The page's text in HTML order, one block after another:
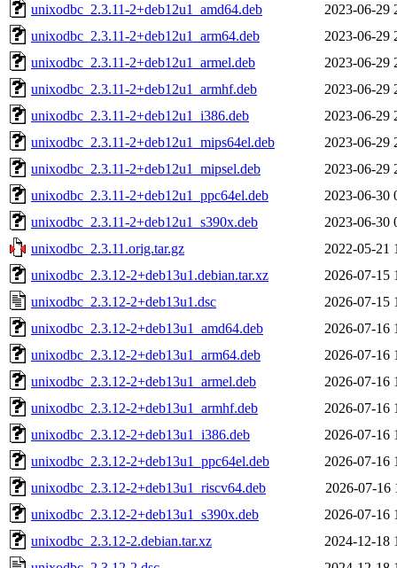
unixodbc_2.3.11-2+deb12u1_amd64.deb
2023-06-29
unixodbc_2.3.11-2+deb12u1_arm64.deb
2023-06-29
unixodbc_2.3.11-2+deb12u1_armel.deb
2023-06-29
unixodbc_2.3.11-2+deb12u1_armhf.deb
2023-06-29
unixodbc_2.3.11-2+deb12u1_i386.deb
2023-06-29
unixodbc_2.3.11-2+deb12u1_mips64el.deb
2023-06-29
unixodbc_2.3.11-2+deb12u1_mipsel.deb
2023-06-29
unixodbc_2.3.11-2+deb12u1_ppc64el.deb
2023-06-30
unixodbc_2.3.11-2+deb12u1_s390x.deb
2023-06-30
unixodbc_2.3.11.orig.tar.gz
2022-05-21
unixodbc_2.3.12-2+deb13u1.debian.tar.xz
2026-07-15
unixodbc_2.3.12-2+deb13u1.dsc
2026-07-15
unixodbc_2.3.12-2+deb13u1_amd64.deb
2026-07-16
unixodbc_2.3.12-2+deb13u1_arm64.deb
2026-07-16
unixodbc_2.3.12-2+deb13u1_armel.deb
2026-07-16
unixodbc_2.3.12-2+deb13u1_armhf.deb
2026-07-16
unixodbc_2.3.12-2+deb13u1_i386.deb
2026-07-16
unixodbc_2.3.12-2+deb13u1_ppc64el.deb
2026-07-16
unixodbc_2.3.12-2+deb13u1_riscv64.deb
2026-07-16
unixodbc_2.3.12-2+deb13u1_s390x.deb
2026-07-16
unixodbc_2.3.12-2.debian.tar.xz
2024-12-18